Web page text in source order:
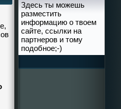
Здесь ты можешь
разместить
информацию о твоем
сайте, ссылки на
партнеров и тому
подобное;-)